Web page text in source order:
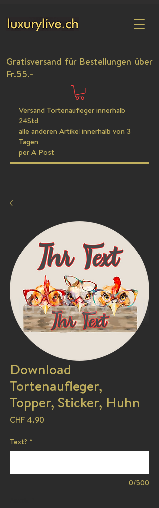
Gratisversand für Bestellungen über
Fr.55.-
Versand Tortenaufleger innerhalb
24Std
alle anderen Artikel innerhalb von 3
Tagen
per A Post
Download
Tortenaufleger,
Topper, Sticker, Huhn
CHF 4.90
Text? *
0/500